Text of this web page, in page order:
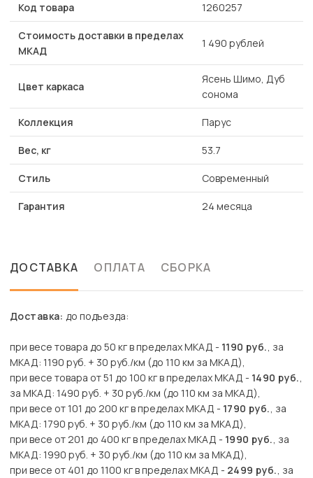
Код товара 1260257
Стоимость доставки в пределах
МКАД
1 490 рублей
Цвет каркаса
Ясень Шимо, Дуб
сонома
Коллекция Парус
Вес, кг 53.7
Стиль Современный
Гарантия 24 месяца
ДОСТАВКА ОПЛАТА СБОРКА
Доставка: до подъезда:
при весе товара до 50 кг в пределах МКАД - 1190 руб., за
МКАД: 1190 руб. + 30 руб./км (до 110 км за МКАД),
при весе товара от 51 до 100 кг в пределах МКАД - 1490 руб.,
за МКАД: 1490 руб. + 30 руб./км (до 110 км за МКАД),
при весе от 101 до 200 кг в пределах МКАД - 1790 руб., за
МКАД: 1790 руб. + 30 руб./км (до 110 км за МКАД),
при весе от 201 до 400 кг в пределах МКАД - 1990 руб., за
МКАД: 1990 руб. + 30 руб./км (до 110 км за МКАД),
при весе от 401 до 1100 кг в пределах МКАД - 2499 руб., за